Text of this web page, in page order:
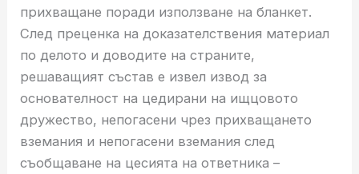
прихващане поради използване на бланкет.
След преценка на доказателствения материал
по делото и доводите на страните,
решаващият състав е извел извод за
основателност на цедирани на ищцовото
дружество, непогасени чрез прихващането
вземания и непогасени вземания след
съобщаване на цесията на ответника –